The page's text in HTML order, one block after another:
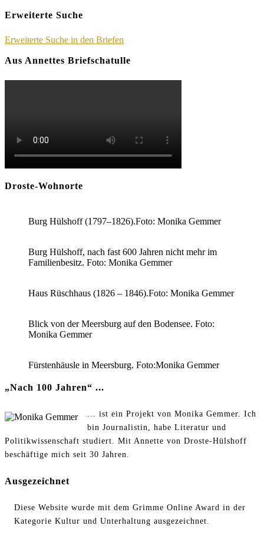
Erweiterte Suche
Erweiterte Suche in den Briefen
Aus Annettes Briefschatulle
Droste-Wohnorte
Burg Hülshoff (1797–1826).Foto: Monika Gemmer
Burg Hülshoff, nach fast 600 Jahren nicht mehr im
Familienbesitz. Foto: Monika Gemmer
Haus Rüschhaus (1826 – 1846).Foto: Monika Gemmer
Blick von der Meersburg auf den Bodensee. Foto:
Monika Gemmer
Fürstenhäusle in Meersburg. Foto:Monika Gemmer
„Nach 100 Jahren“ ...
... ist ein Projekt von Monika Gemmer. Ich
bin Journalistin, habe Literatur und
Politikwissenschaft studiert. Mit Annette von Droste-Hülshoff
beschäftige mich seit 30 Jahren.
Ausgezeichnet
Diese Website wurde mit dem Grimme Online Award in der
Kategorie Kultur und Unterhaltung ausgezeichnet.